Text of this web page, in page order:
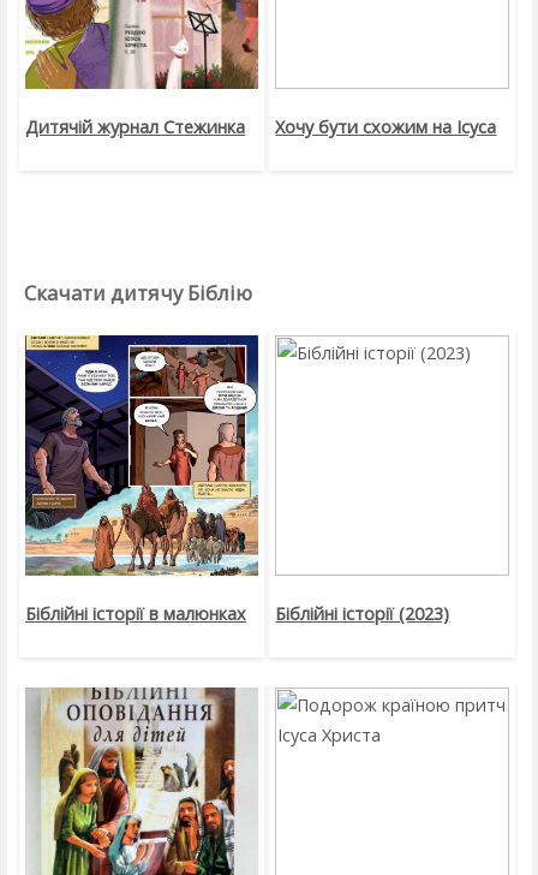
Дитячій журнал Стежинка Хочу бути схожим на Ісуса
Скачати дитячу Біблію
Біблійні історії в малюнках Біблійні історії (2023)